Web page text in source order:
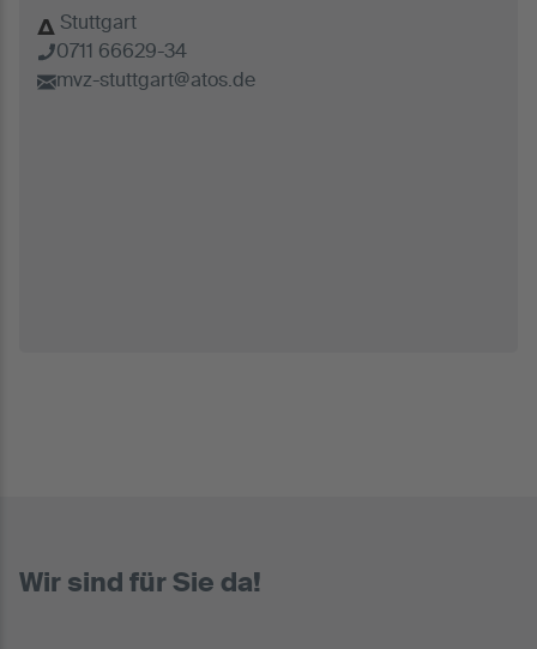
Stuttgart
0711 66629-34
mvz-stuttgart@atos.de
Wir sind für Sie da!